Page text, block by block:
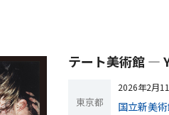
テート美術館 ―
東京都
2026年2月
国立新美